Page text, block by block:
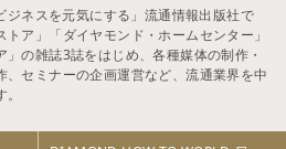
ネスを元気にする」流通情報出版社で
ア」「ダイヤモンド・ホームセンター」
」の雑誌3誌をはじめ、各種媒体の制作・
セミナーの企画運営など、流通業界を中